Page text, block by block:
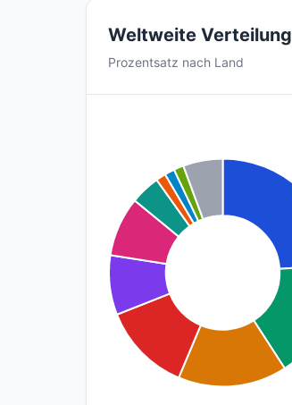
Weltweite Verteilung
Prozentsatz nach Land